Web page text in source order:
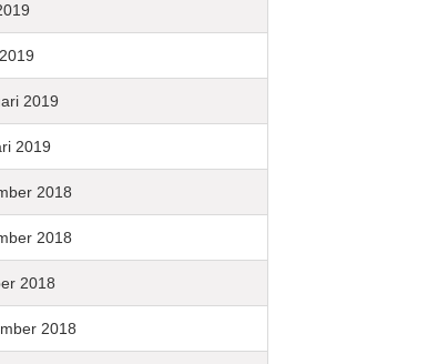
2019
2019
2018
2018
2018
2018